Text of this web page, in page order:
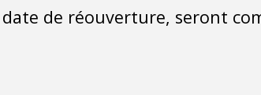
de réouverture, seront